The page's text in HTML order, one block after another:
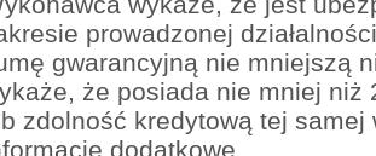
prowadzonej
gwarancyjną nie mniejszą
że posiada nie mniej niż
zdolność kredytową tej samej
dodatkowe